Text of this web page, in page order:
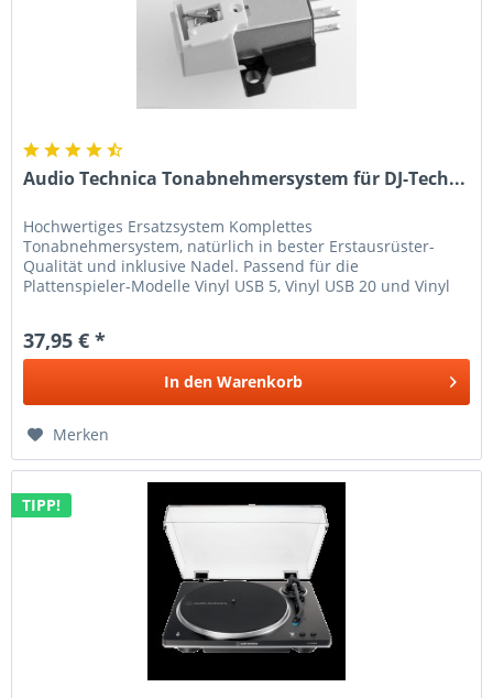
Audio Technica Tonabnehmersystem für DJ-Tech...
Hochwertiges Ersatzsystem Komplettes
Tonabnehmersystem, natürlich in bester Erstausrüster-
Qualität und inklusive Nadel. Passend für die
Plattenspieler-Modelle Vinyl USB 5, Vinyl USB 20 und Vinyl
37,95 € *
In den Warenkorb
Merken
TIPP!